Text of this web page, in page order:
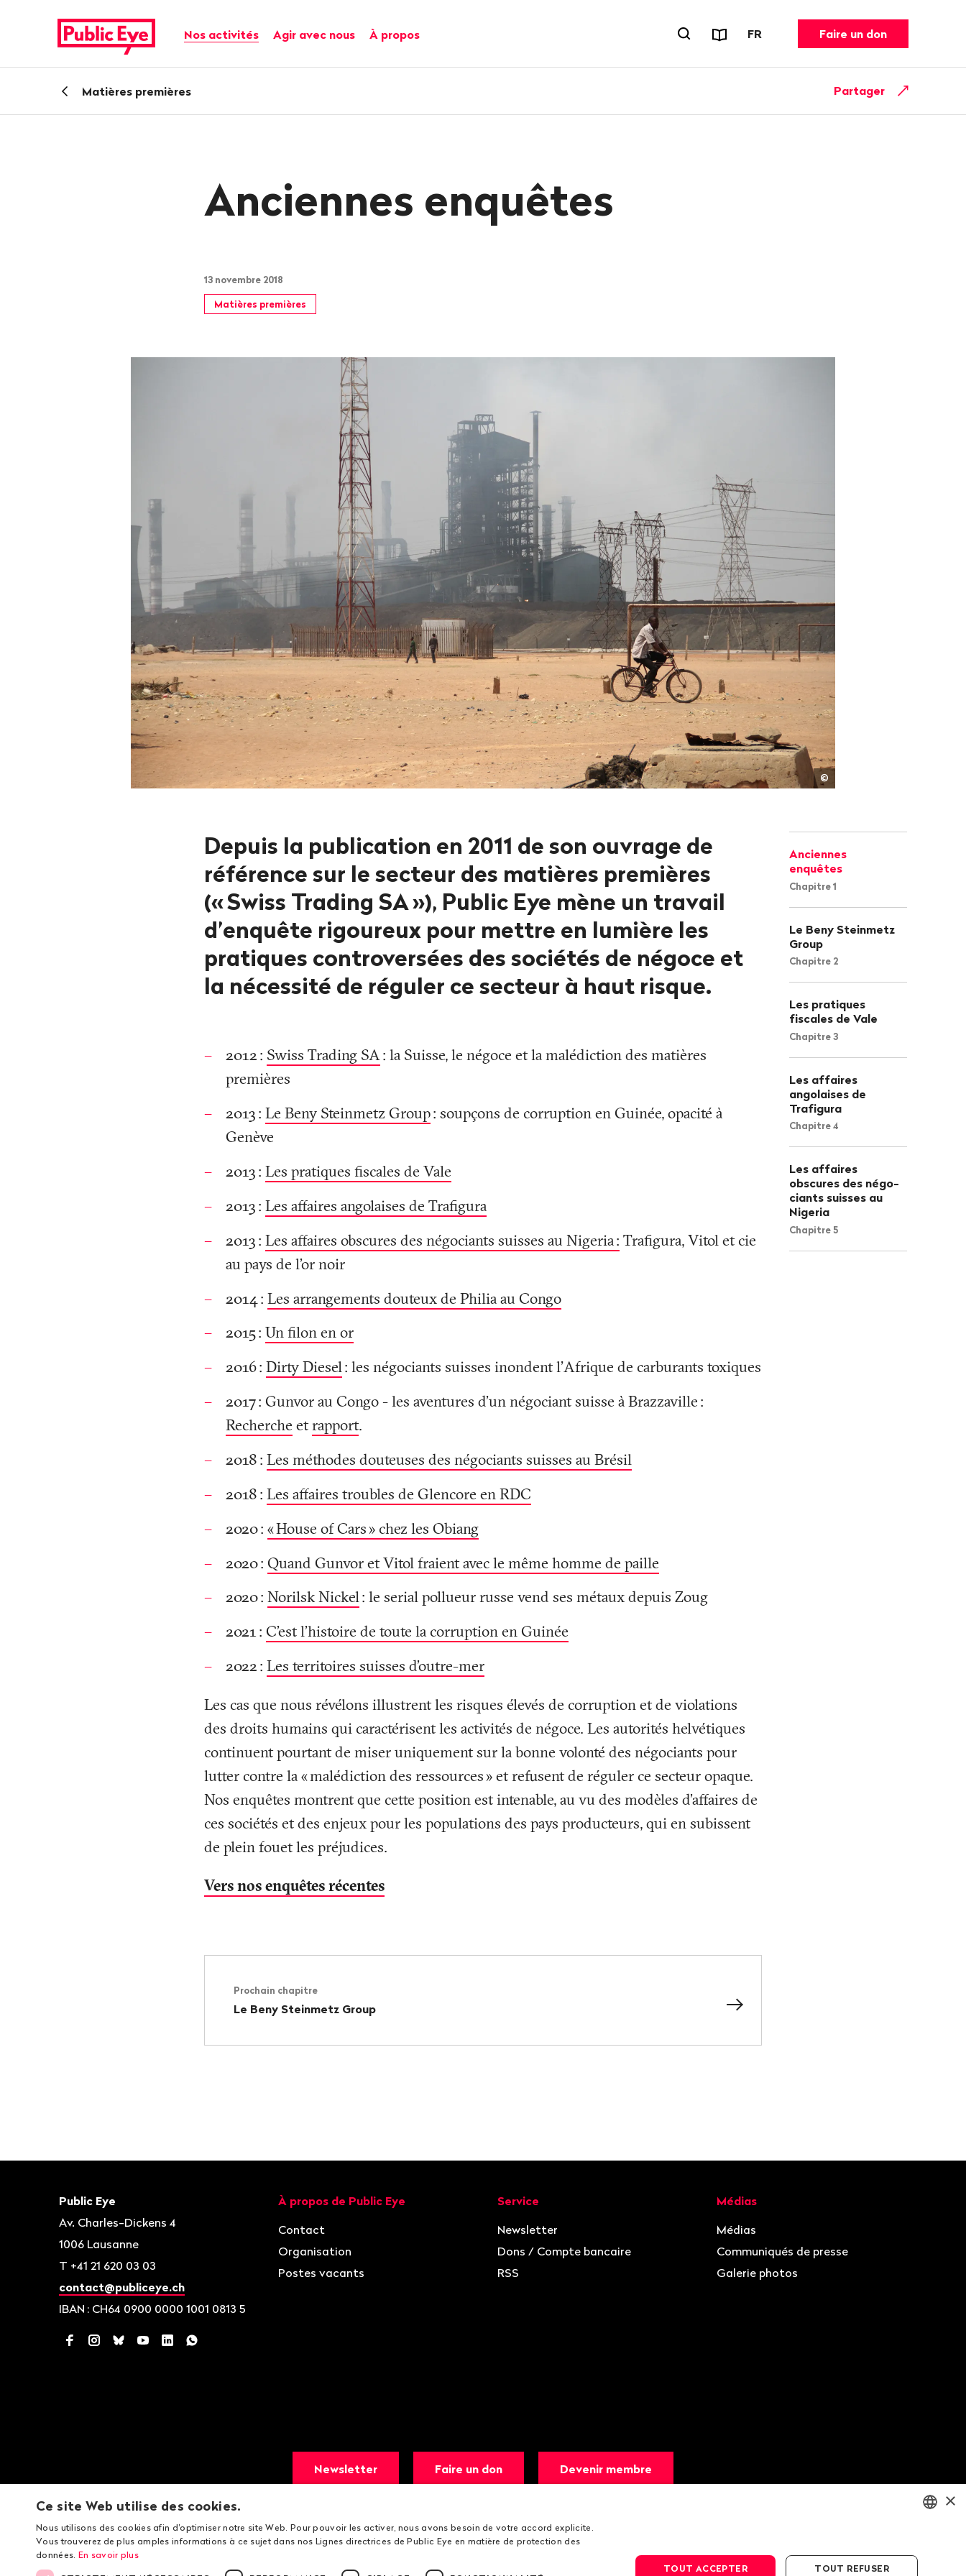
publiceye.ch
Navigation principale
Nos activités Agir avec nous À propos Ouvrir le formulaire de recherche
Rapports et dépliants
FR CHANGER DE LANGUE. LANGUE
Faire un don
RetourMatières premières Partager
Anciennes enquêtes
13 novembre 2018
Matières premières
©
Anciennes
enquêtes
Chapitre 1
Le Beny Steinmetz
Group
Chapitre 2
Les pratiques
fiscales de Vale
Chapitre 3
Les affaires
angolaises de
Trafigura
Chapitre 4
Les affaires
obscures des négo­
ciants suisses au
Nigeria
Chapitre 5
Depuis la publication en 2011 de son ouvrage de
référence sur le secteur des matières premières
(«Swiss Trading SA»), Public Eye mène un travail
d’enquête rigoureux pour mettre en lumière les
pratiques controversées des sociétés de négoce et
la nécessité de réguler ce secteur à haut risque.
2012: Swiss Trading SA: la Suisse, le négoce et la malédiction des matières
premières
2013: Le Beny Steinmetz Group: soupçons de corruption en Guinée, opacité à
Genève
2013: Les pratiques fiscales de Vale
2013: Les affaires angolaises de Trafigura
2013: Les affaires obscures des négociants suisses au Nigeria: Trafigura, Vitol et cie
au pays de l’or noir
2014: Les arrange­ments douteux de Philia au Congo
2015: Un filon en or
2016: Dirty Diesel: les négociants suisses inondent l'Afrique de carburants toxiques
2017: Gunvor au Congo - les aventures d’un négociant suisse à Brazzaville:
Recherche etrapport.
2018: Les méthodes douteuses des négociants suisses au Brésil
2018: Les affaires troubles de Glencore en RDC
2020: «House of Cars» chez les Obiang
2020: Quand Gunvor et Vitol fraient avec le même homme de paille
2020: Norilsk Nickel: le serial pollueur russe vend ses métaux depuis Zoug
2021: C’est l’histoire de toute la corruption en Guinée
2022: Les territoires suisses d’outre-mer
Les cas que nous révélons illustrent les risques élevés de corruption et de violations
des droits humains qui caractérisent les activités de négoce. Les autorités helvétiques
continuent pourtant de miser uniquement sur la bonne volonté des négociants pour
lutter contre la «malédiction des ressources» et refusent de réguler ce secteur opaque.
Nos enquêtes montrent que cette position est intenable, au vu des modèles d’affaires de
ces sociétés et des enjeux pour les populations des pays producteurs, qui en subissent
de plein fouet les préjudices.
Vers nos enquêtes récentes
Prochain chapitre
Le Beny Steinmetz Group
Contact
Public Eye
Av. Charles-Dickens 4
1006 Lausanne
T +41 21 620 03 03
contact@publiceye.ch
IBAN : CH64 0900 0000 1001 0813 5
FacebookInstagram
BlueskyYouTubeLinkedInWhatsApp
Navigation
À propos de Public Eye
Contact
Organisation
Postes vacants
Service
Newsletter
Dons / Compte bancaire
RSS
Médias
Médias
Communiqués de presse
Galerie photos
Newsletter Faire un don Devenir membre
DEUTSCH
×
Ce site Web utilise des cookies.
Nous utilisons des cookies afin d'optimiser notre site Web. Pour pouvoir les activer, nous avons besoin de votre accord explicite.
Vous trouverez de plus amples informations à ce sujet dans nos Lignes directrices de Public Eye en matière de protection des
données. En savoir plus
TOUT ACCEPTER TOUT REFUSER